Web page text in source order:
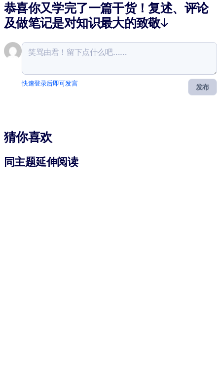
恭喜你又学完了一篇干货！复述、评论
及做笔记是对知识最大的致敬↓
发布
快速登录后即可发言
猜你喜欢
同主题延伸阅读